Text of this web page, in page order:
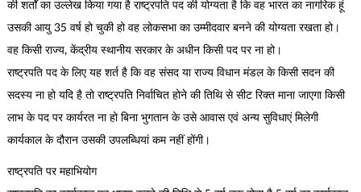
की शर्तों का उल्लेख किया गया है राष्ट्रपति पद की योग्यता है कि वह भारत का नागरिक हूं
उसकी आयु 35 वर्ष हो चुकी हो वह लोकसभा का उम्मीदवार बनने की योग्यता रखता हो।
वह किसी राज्य, केंद्रीय स्थानीय सरकार के अधीन किसी पद पर ना हो।
राष्ट्रपति पद के लिए यह शर्त है कि वह संसद या राज्य विधान मंडल के किसी सदन की
सदस्य ना हो यदि है तो राष्ट्रपति निर्वाचित होने की तिथि से सीट रिक्त माना जाएगा किसी
लाभ के पद पर कार्यरत ना हो बिना भुगतान के उसे आवास एवं अन्य सुविधाएं मिलेगी
कार्यकाल के दौरान उसकी उपलब्धियां कम नहीं होंगी।
राष्ट्रपति पर महाभियोग